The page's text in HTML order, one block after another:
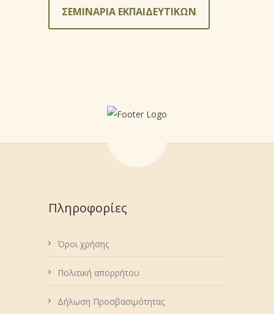
ΣΕΜΙΝΑΡΙΑ ΕΚΠΑΙΔΕΥΤΙΚΩΝ
Πληροφορίες
Όροι χρήσης
Πολιτική απορρήτου
Δήλωση Προσβασιμότητας